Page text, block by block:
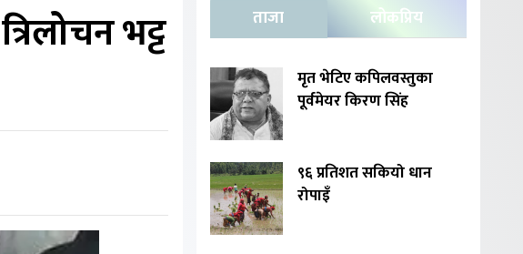
भट्ट
ताजा लोकप्रिय
मृत भेटिए कपिलवस्तुका
पूर्वमेयर किरण सिंह
९६ प्रतिशत सकियो धान
रोपाइँ